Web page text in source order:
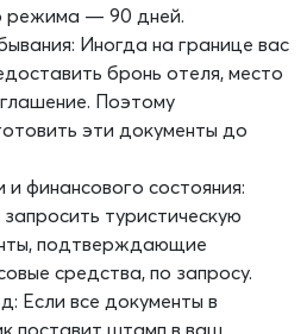
режима — 90 дней.
Иногда на границе вас
бронь отеля, место
Поэтому
эти документы до
финансового состояния:
туристическую
подтверждающие
средства, по запросу.
Если все документы в
поставит штамп в ваш